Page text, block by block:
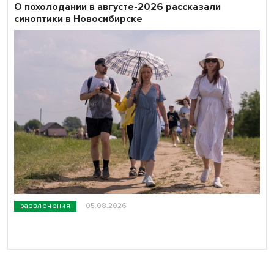
развлечения 05.08.2026
О похолодании в августе-2026 рассказали
синоптики в Новосибирске